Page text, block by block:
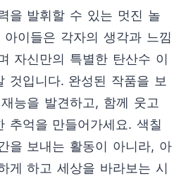
을 발휘할 수 있는 멋진 놀
이들은 각자의 생각과 느낌
자신만의 특별한 탄산수 이
것입니다. 완성된 작품을 보
능을 발견하고, 함께 웃고
추억을 만들어가세요. 색칠
을 보내는 활동이 아니라, 아
게 하고 세상을 바라보는 시